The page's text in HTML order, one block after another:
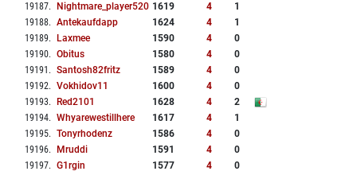
19187. Nightmare_player520 1619 4
1
19188. Antekaufdapp 1624 4
1
19189. Laxmee 1590 4
0
19190. Obitus 1580 4
0
19191 . Santosh82fritz 1589 4
0
19192. Vokhidov11 1600 4
0
19193. Red2101 1628 4
2
19194. Whyarewestillhere 1617 4
1
19195. Tonyrhodenz 1586 4
0
19196. Mruddi 1591 4
0
19197. G1rgin 1577 4 0